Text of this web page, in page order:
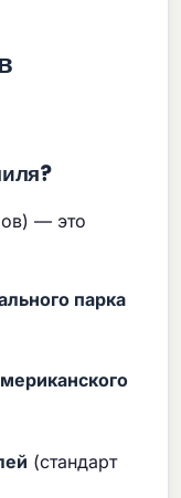
— это
парка
(стандарт